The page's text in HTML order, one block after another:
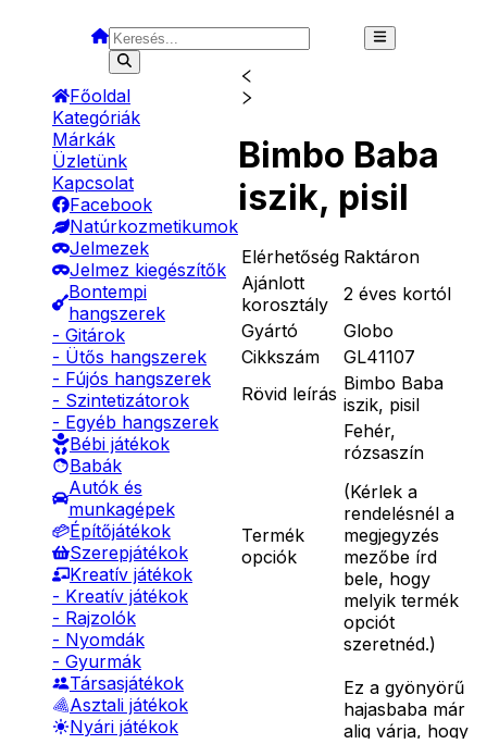
Főoldal
Kategóriák
Márkák
Üzletünk
Kapcsolat
Facebook
Natúrkozmetikumok
Jelmezek
Jelmez kiegészítők
Bontempi
hangszerek
- Gitárok
- Ütős hangszerek
- Fújós hangszerek
- Szintetizátorok
- Egyéb hangszerek
Bébi játékok
Babák
Autók és
munkagépek
Építőjátékok
Szerepjátékok
Kreatív játékok
- Kreatív játékok
- Rajzolók
- Nyomdák
- Gyurmák
Társasjátékok
Asztali játékok
Nyári játékok
Bimbo Baba
iszik, pisil
Elérhetőség Raktáron
Ajánlott
korosztály
2 éves kortól
Gyártó
Globo
Cikkszám
GL41107
Rövid leírás Bimbo Baba
iszik, pisil
Termék
opciók
Fehér,
rózsaszín
(Kérlek a
rendelésnél a
megjegyzés
mezőbe írd
bele, hogy
melyik termék
opciót
szeretnéd.)
Ez a gyönyörű
hajasbaba már
alig várja, hogy